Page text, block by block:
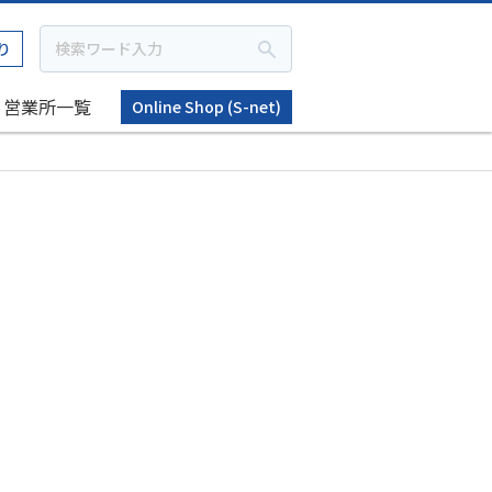
営業所一覧
Online Shop (S-net)